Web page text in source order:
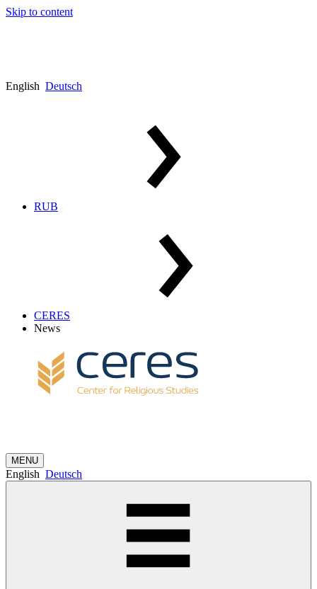
Skip to content
English Deutsch
RUB
CERES
News
MENU
English Deutsch